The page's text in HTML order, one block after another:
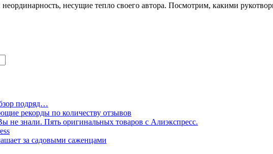
неординарность, несущие тепло своего автора. Посмотрим, какими
подряд…
рекорды по количеству отзывов
не знали. Пять оригинальных товаров с Алиэкспресс.
за садовыми саженцами